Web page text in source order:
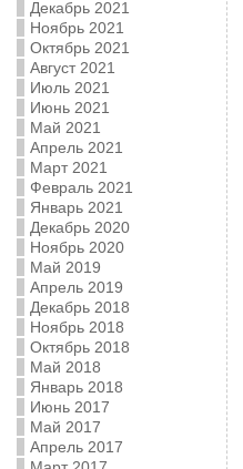
Декабрь 2021
Ноябрь 2021
Октябрь 2021
Август 2021
Июль 2021
Июнь 2021
Май 2021
Апрель 2021
Март 2021
Февраль 2021
Январь 2021
Декабрь 2020
Ноябрь 2020
Май 2019
Апрель 2019
Декабрь 2018
Ноябрь 2018
Октябрь 2018
Май 2018
Январь 2018
Июнь 2017
Май 2017
Апрель 2017